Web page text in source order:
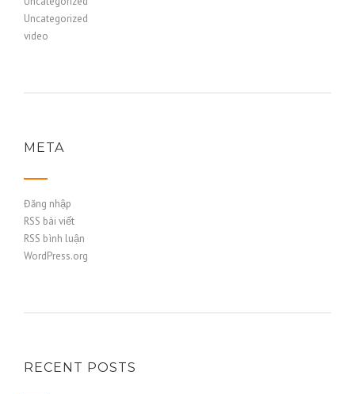
Uncategorized
video
META
Đăng nhập
RSS bài viết
RSS bình luận
WordPress.org
RECENT POSTS